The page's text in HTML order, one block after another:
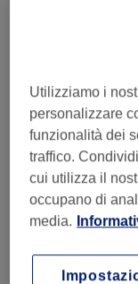
Dai
Utilizziamo i
personalizzare
funzionalità dei
traffico.
cui utilizza il
occupano di
media.